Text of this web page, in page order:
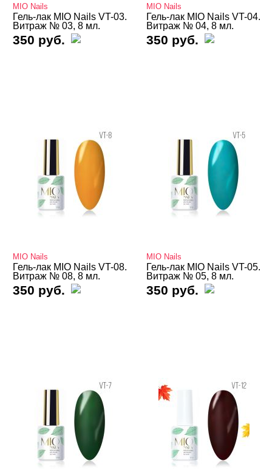
Базы камуфлирующие
Базы Неоновые
Кошачий глаз MIO Nails
Кошачий глаз NOGTIKA
Кошачий глаз Магниты
Термо THERMO
ТОП Кошачий глаз
Гель-лаки FOXY
Гель-лаки GLOBAL FASHION
Гель-лаки Holy Molly
Гель-лаки MIO Nails
MIO Nails
Гель-лак MIO Nails VT-03.
Витраж № 03, 8 мл.
350 руб.
MIO Nails
Гель-лак MIO Nails VT-04.
Витраж № 04, 8 мл.
350 руб.
MIO Nails
Гель-лак MIO Nails VT-08.
Витраж № 08, 8 мл.
350 руб.
MIO Nails
Гель-лак MIO Nails VT-05.
Витраж № 05, 8 мл.
350 руб.